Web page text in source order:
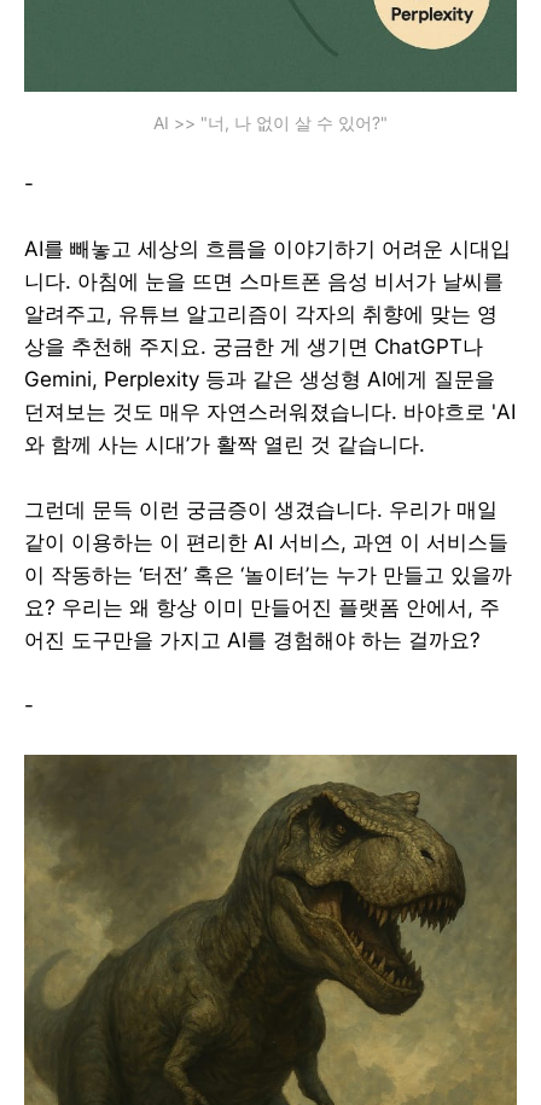
AI >> "너, 나 없이 살 수 있어?"
-
AI를 빼놓고 세상의 흐름을 이야기하기 어려운 시대입
니다. 아침에 눈을 뜨면 스마트폰 음성 비서가 날씨를
알려주고, 유튜브 알고리즘이 각자의 취향에 맞는 영
상을 추천해 주지요. 궁금한 게 생기면 ChatGPT나
Gemini, Perplexity 등과 같은 생성형 AI에게 질문을
던져보는 것도 매우 자연스러워졌습니다. 바야흐로 'AI
와 함께 사는 시대’가 활짝 열린 것 같습니다.
그런데 문득 이런 궁금증이 생겼습니다. 우리가 매일
같이 이용하는 이 편리한 AI 서비스, 과연 이 서비스들
이 작동하는 ‘터전’ 혹은 ‘놀이터’는 누가 만들고 있을까
요? 우리는 왜 항상 이미 만들어진 플랫폼 안에서, 주
어진 도구만을 가지고 AI를 경험해야 하는 걸까요?
-